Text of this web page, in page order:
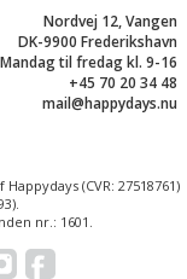
Nordvej 12, Vangen
DK-9900 Frederikshavn
Mandag til fredag kl. 9-16
+45 70 20 34 48
mail@happydays.nu
(CVR: 27518761)
nr.: 1601.